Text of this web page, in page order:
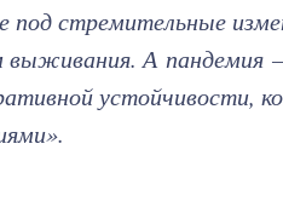
стремительные
выживания. А пандемия
устойчивости,